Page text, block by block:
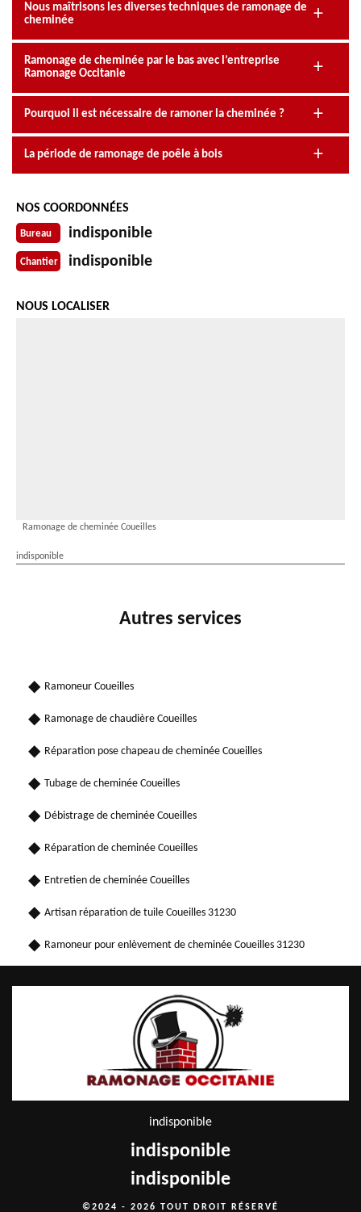
Nous maîtrisons les diverses techniques de ramonage de
cheminée
Ramonage de cheminée par le bas avec l’entreprise
Ramonage Occitanie
Pourquoi il est nécessaire de ramoner la cheminée ?
La période de ramonage de poêle à bois
NOS COORDONNÉES
Bureau indisponible
Chantier indisponible
NOUS LOCALISER
Ramonage de cheminée Coueilles
indisponible
Autres services
Ramoneur Coueilles
Ramonage de chaudière Coueilles
Réparation pose chapeau de cheminée Coueilles
Tubage de cheminée Coueilles
Débistrage de cheminée Coueilles
Réparation de cheminée Coueilles
Entretien de cheminée Coueilles
Artisan réparation de tuile Coueilles 31230
Ramoneur pour enlèvement de cheminée Coueilles 31230
indisponible
indisponible
indisponible
©2024 - 2026 TOUT DROIT RÉSERVÉ